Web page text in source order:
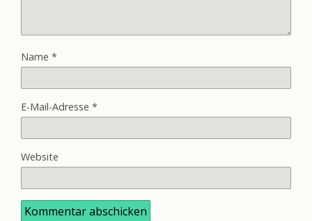
Name *
E-Mail-Adresse *
Website